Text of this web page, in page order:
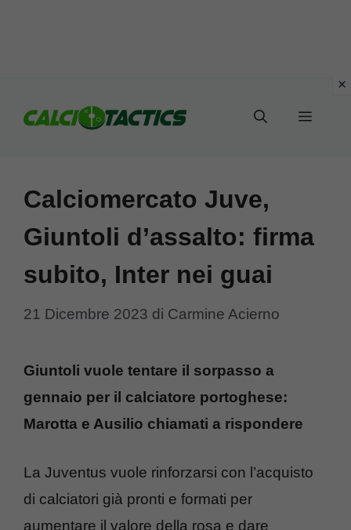
Menu
Calciomercato Juve,
Giuntoli d’assalto: firma
subito, Inter nei guai
21 Dicembre 2023 di Carmine Acierno
Giuntoli vuole tentare il sorpasso a
gennaio per il calciatore portoghese:
Marotta e Ausilio chiamati a rispondere
La Juventus vuole rinforzarsi con l’acquisto
di calciatori già pronti e formati per
aumentare il valore della rosa e dare